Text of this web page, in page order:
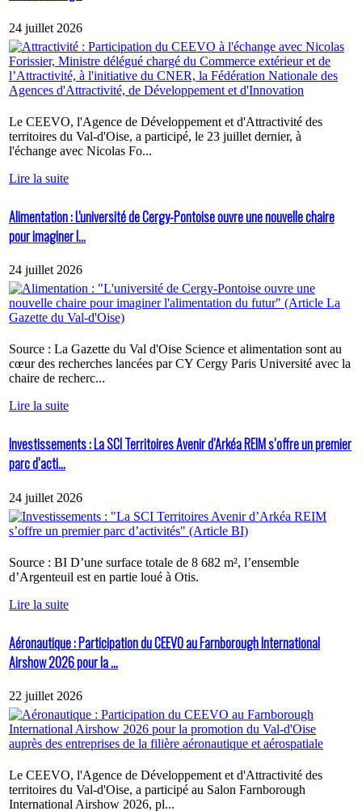
24 juillet 2026
Le CEEVO, l'Agence de Développement et d'Attractivité des
territoires du Val-d'Oise, a participé, le 23 juillet dernier, à
l'échange avec Nicolas Fo...
Lire la suite
Alimentation : L'université de Cergy-Pontoise ouvre une nouvelle chaire
pour imaginer l...
24 juillet 2026
Source : La Gazette du Val d'Oise Science et alimentation sont au
cœur des recherches lancées par CY Cergy Paris Université avec la
chaire de recherc...
Lire la suite
Investissements : La SCI Territoires Avenir d’Arkéa REIM s’offre un premier
parc d’acti...
24 juillet 2026
Source : BI D’une surface totale de 8 682 m², l’ensemble
d’Argenteuil est en partie loué à Otis.
Lire la suite
Aéronautique : Participation du CEEVO au Farnborough International
Airshow 2026 pour la ...
22 juillet 2026
Le CEEVO, l'Agence de Développement et d'Attractivité des
territoires du Val-d'Oise, a participé au Salon Farnborough
International Airshow 2026, pl...